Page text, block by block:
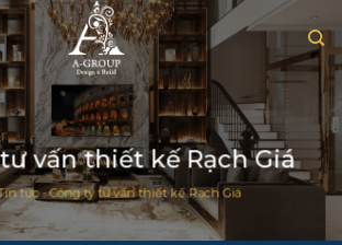
vấn thiết kế Rạch Giá
tức-Công ty tư vấn thiết kế Rạch Giá